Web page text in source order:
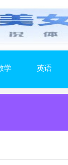
学 英语